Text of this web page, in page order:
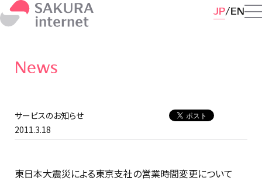
JP EN
News
サービスのお知らせ
2011.3.18
東日本大震災による東京支社の営業時間変更について